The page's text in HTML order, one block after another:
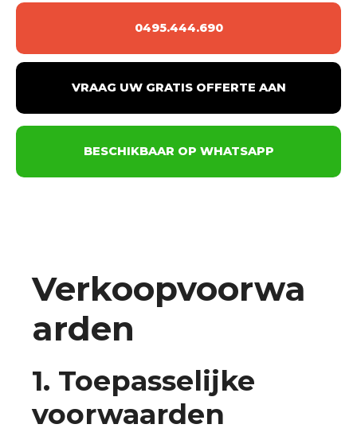
0495.444.690
VRAAG UW GRATIS OFFERTE AAN
BESCHIKBAAR OP WHATSAPP
Verkoopvoorwa
arden
1. Toepasselijke
voorwaarden